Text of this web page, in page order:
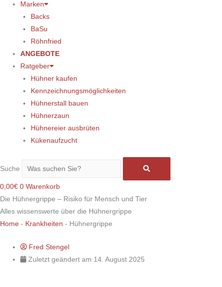
Marken
Backs
BaSu
Röhnfried
ANGEBOTE
Ratgeber
Hühner kaufen
Kennzeichnungsmöglichkeiten
Hühnerstall bauen
Hühnerzaun
Hühnereier ausbrüten
Kükenaufzucht
Suche
0,00€ 0 Warenkorb
Die Hühnergrippe – Risiko für Mensch und Tier
Alles wissenswerte über die Hühnergrippe
Home - Krankheiten - Hühnergrippe
Fred Stengel
Zuletzt geändert am 14. August 2025